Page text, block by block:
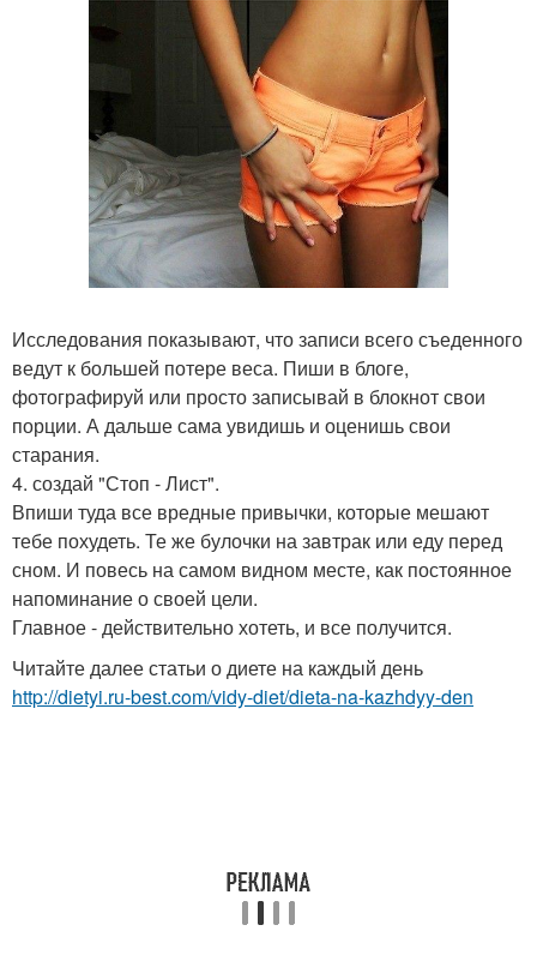
Исследования показывают, что записи всего съеденного
ведут к большей потере веса. Пиши в блоге,
фотографируй или просто записывай в блокнот свои
порции. А дальше сама увидишь и оценишь свои
старания.
4. создай "Стоп - Лист".
Впиши туда все вредные привычки, которые мешают
тебе похудеть. Те же булочки на завтрак или еду перед
сном. И повесь на самом видном месте, как постоянное
напоминание о своей цели.
Главное - действительно хотеть, и все получится.
Читайте далее статьи о диете на каждый день
http://dietyi.ru-best.com/vidy-diet/dieta-na-kazhdyy-den